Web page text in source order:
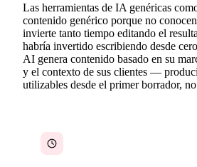
Las herramientas de IA genéricas
contenido genérico porque no
invierte tanto tiempo editando el
habría invertido escribiendo desde
AI genera contenido basado en su
y el contexto de sus clientes —
utilizables desde el primer borrador,